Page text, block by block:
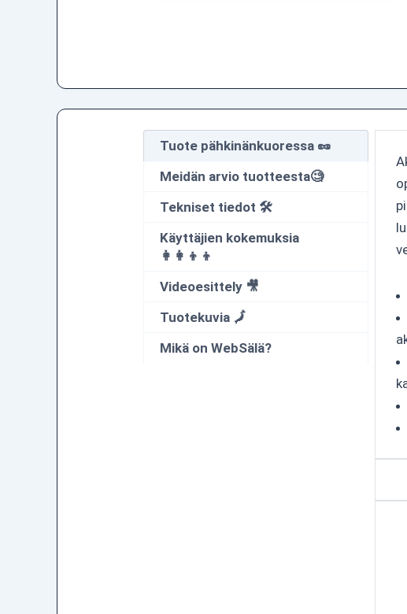
Tuote pähkinänkuoressa 🥜
Meidän arvio tuotteesta🧐
Tekniset tiedot 🛠
Käyttäjien kokemuksia
👩‍👩‍👦‍👦
Videoesittely 🎥
Tuotekuvia 🗾
Mikä on WebSälä?